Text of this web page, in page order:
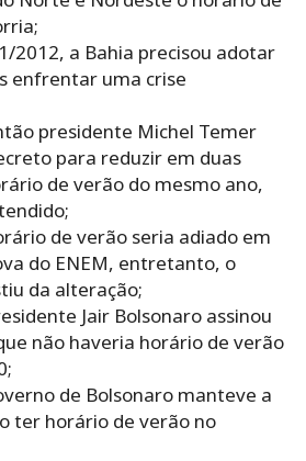
2012, a Bahia precisou adotar
enfrentar uma crise
presidente Michel Temer
para reduzir em duas
de verão do mesmo ano,
de verão seria adiado em
do ENEM, entretanto, o
da alteração;
Jair Bolsonaro assinou
não haveria horário de verão
de Bolsonaro manteve a
ter horário de verão no